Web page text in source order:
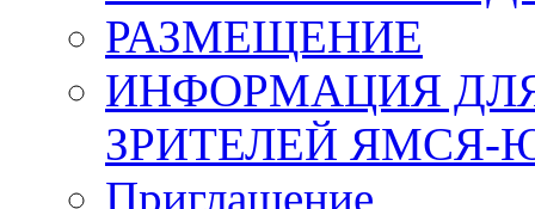
РАЗМЕЩЕНИЕ
ИНФОРМАЦИЯ
ЗРИТЕЛЕЙ
Приглашение